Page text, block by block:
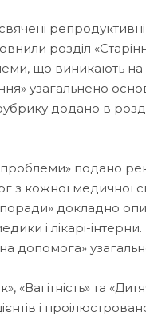
розділ
що виникають на
узагальнено
додано в розділи
проблеми» подано
з кожної медичної
докладно
і лікарі-інтерни.
допомога»
«Вагітність» та
і